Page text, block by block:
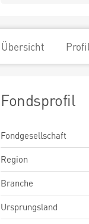
Übersicht
Fondsprofil
Fondgesellschaft
Region
Branche
Ursprungsland